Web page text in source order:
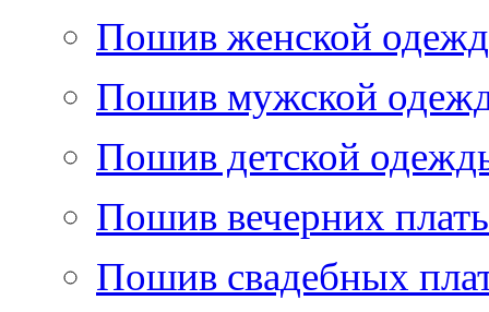
Пошив женской
Пошив мужской
Пошив детской
Пошив вечерних
Пошив свадебных